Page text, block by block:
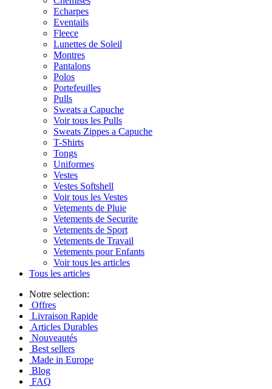
Echarpes
Eventails
Fleece
Lunettes de Soleil
Montres
Pantalons
Polos
Portefeuilles
Pulls
Sweats a Capuche
Voir tous les Pulls
Sweats Zippes a Capuche
T-Shirts
Tongs
Uniformes
Vestes
Vestes Softshell
Voir tous les Vestes
Vetements de Pluie
Vetements de Securite
Vetements de Sport
Vetements de Travail
Vetements pour Enfants
Voir tous les articles
Tous les articles
Notre selection:
Offres
Livraison Rapide
Articles Durables
Nouveautés
Best sellers
Made in Europe
Blog
FAQ